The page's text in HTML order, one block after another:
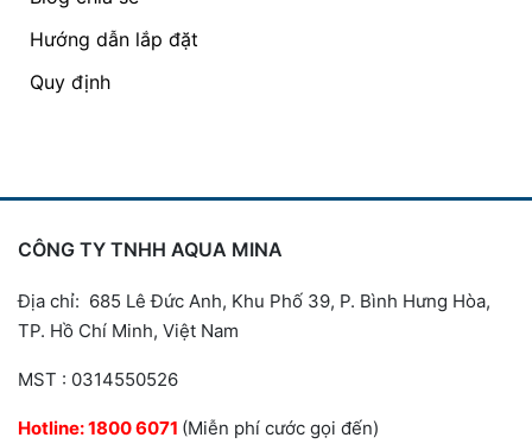
Hướng dẫn lắp đặt
Quy định
CÔNG TY TNHH AQUA MINA
Địa chỉ: 685 Lê Đức Anh, Khu Phố 39, P. Bình Hưng Hòa,
TP. Hồ Chí Minh, Việt Nam
MST : 0314550526
Hotline:1800 6071 (Miễn phí cước gọi đến)